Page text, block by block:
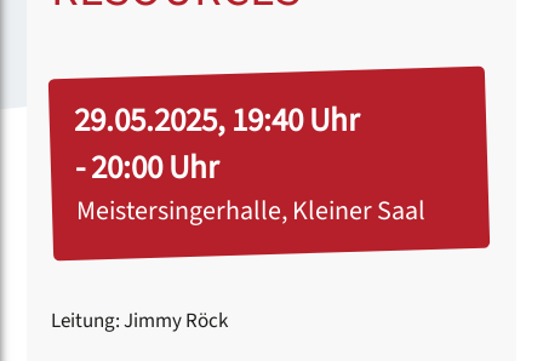
29.05.2025, 19:40 Uhr
- 20:00 Uhr
Meistersingerhalle, Kleiner Saal
Leitung: Jimmy Röck